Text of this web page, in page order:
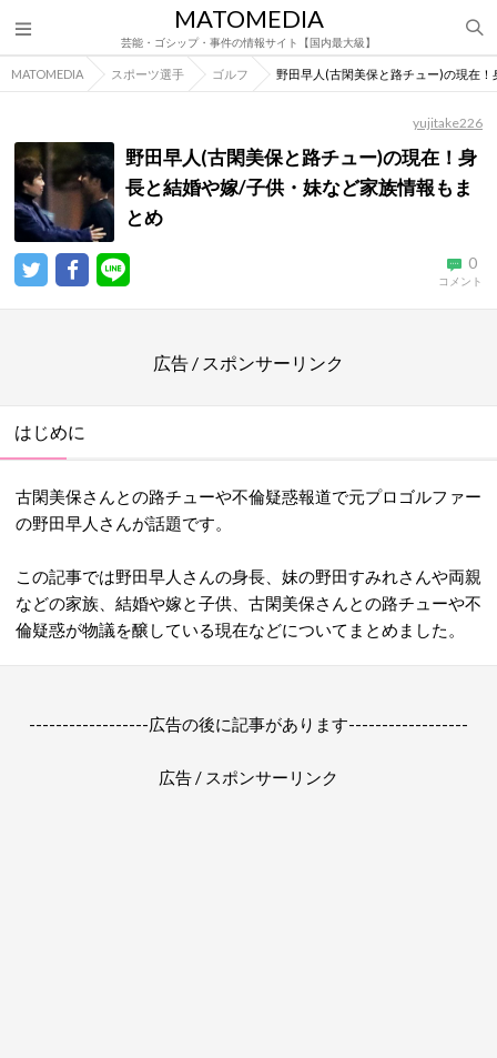
MATOMEDIA
芸能・ゴシップ・事件の情報サイト【国内最大級】
MATOMEDIA スポーツ選手 ゴルフ 野田早人(古閑美保と路チュー)の現在
yujitake226
野田早人(古閑美保と路チュー)の現在！身
長と結婚や嫁/子供・妹など家族情報もま
とめ
0
コメント
広告 / スポンサーリンク
はじめに
古閑美保さんとの路チューや不倫疑惑報道で元プロゴルファー
の野田早人さんが話題です。
この記事では野田早人さんの身長、妹の野田すみれさんや両親
などの家族、結婚や嫁と子供、古閑美保さんとの路チューや不
倫疑惑が物議を醸している現在などについてまとめました。
------------------広告の後に記事があります------------------
広告 / スポンサーリンク